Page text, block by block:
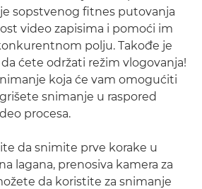
sopstvenog fitnes putovanja
video zapisima i pomoći im
polju. Takođe je
ćete održati režim vlogovanja!
koja će vam omogućiti
snimanje u raspored
procesa.
da snimite prve korake u
lagana, prenosiva kamera za
da koristite za snimanje